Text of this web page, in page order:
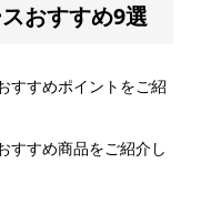
おすすめ9選
すすめポイントをご紹
すすめ商品をご紹介し